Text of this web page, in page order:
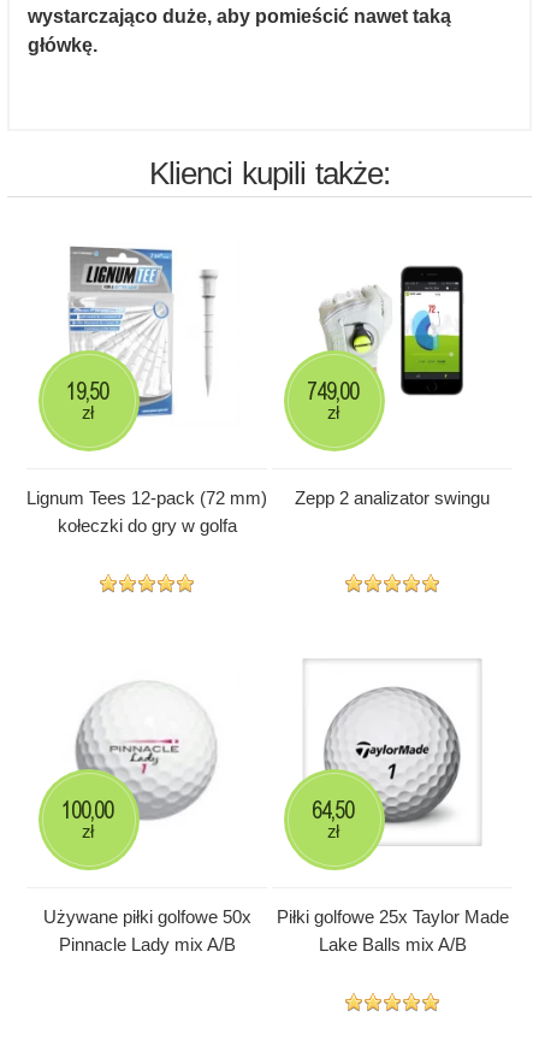
wystarczająco duże, aby pomieścić nawet taką
główkę.
Klienci kupili także:
Lignum Tees 12-pack (72 mm)
kołeczki do gry w golfa
19,50
zł
Zepp 2 analizator swingu
749,00
zł
Używane piłki golfowe 50x
Pinnacle Lady mix A/B
100,00
zł
Piłki golfowe 25x Taylor Made
Lake Balls mix A/B
64,50
zł